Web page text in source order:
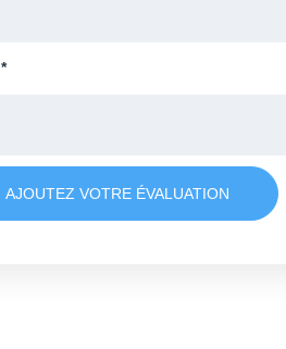
*
AJOUTEZ VOTRE ÉVALUATION